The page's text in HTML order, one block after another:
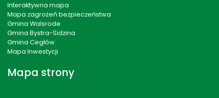
Interaktywna mapa
Mapa zagrożeń bezpieczeństwa
Gmina Walsrode
Gmina Bystra-Sidzina
Gmina Cegłów
Mapa Inwestycji
Mapa strony